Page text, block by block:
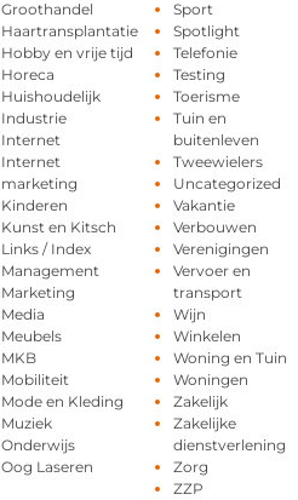
Groothandel
Haartransplantatie
Hobby en vrije tijd
Horeca
Huishoudelijk
Industrie
Internet
Internet
marketing
Kinderen
Kunst en Kitsch
Links / Index
Management
Marketing
Media
Meubels
MKB
Mobiliteit
Mode en Kleding
Muziek
Onderwijs
Oog Laseren
Sport
Spotlight
Telefonie
Testing
Toerisme
Tuin en
buitenleven
Tweewielers
Uncategorized
Vakantie
Verbouwen
Verenigingen
Vervoer en
transport
Wijn
Winkelen
Woning en Tuin
Woningen
Zakelijk
Zakelijke
dienstverlening
Zorg
ZZP